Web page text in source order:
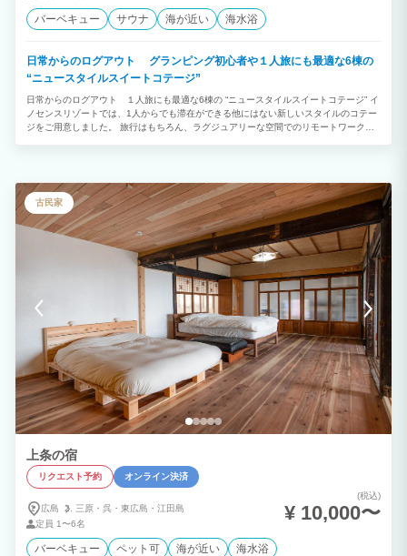
バーベキュー サウナ 海が近い 海水浴
日常からのログアウト グランピング初心者や１人旅にも最適な6棟の
“ニュースタイルスイートコテージ”
日常からのログアウト １人旅にも最適な6棟の “ニュースタイルスイートコテージ” イ
ノセンスリゾートでは、1人からでも滞在ができる他にはない新しいスタイルのコテー
ジをご用意しました。 旅行はもちろん、ラグジュアリーな空間でのリモートワークと
お楽しみください。
古民家
上条の宿
リクエスト予約 オンライン決済
広島 三原・ 呉・ 東広島・ 江田島
定員 1〜6名
(税込)
¥ 10,000〜
バーベキュー ペット可 海が近い 海水浴